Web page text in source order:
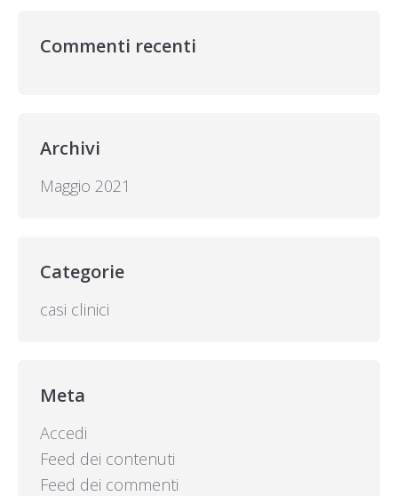
Commenti recenti
Archivi
Maggio 2021
Categorie
casi clinici
Meta
Accedi
Feed dei contenuti
Feed dei commenti